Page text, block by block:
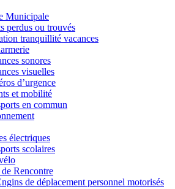
Municipale
perdus ou trouvés
tranquillité vacances
sonores
visuelles
d’urgence
et mobilité
en commun
électriques
scolaires
Rencontre
de déplacement personnel motorisés